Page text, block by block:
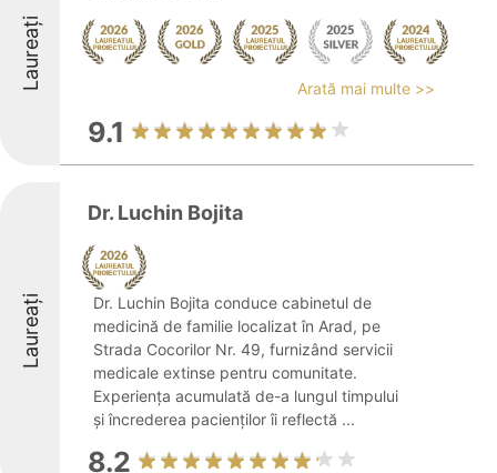
Laureați Arată mai multe >>
9.1
Laureați
Dr. Luchin Bojita
Dr. Luchin Bojita conduce cabinetul de
medicină de familie localizat în Arad, pe
Strada Cocorilor Nr. 49, furnizând servicii
medicale extinse pentru comunitate.
Experiența acumulată de-a lungul timpului
și încrederea pacienților îi reflectă ...
8.2